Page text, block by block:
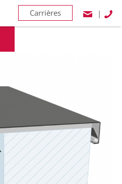
Carrières |